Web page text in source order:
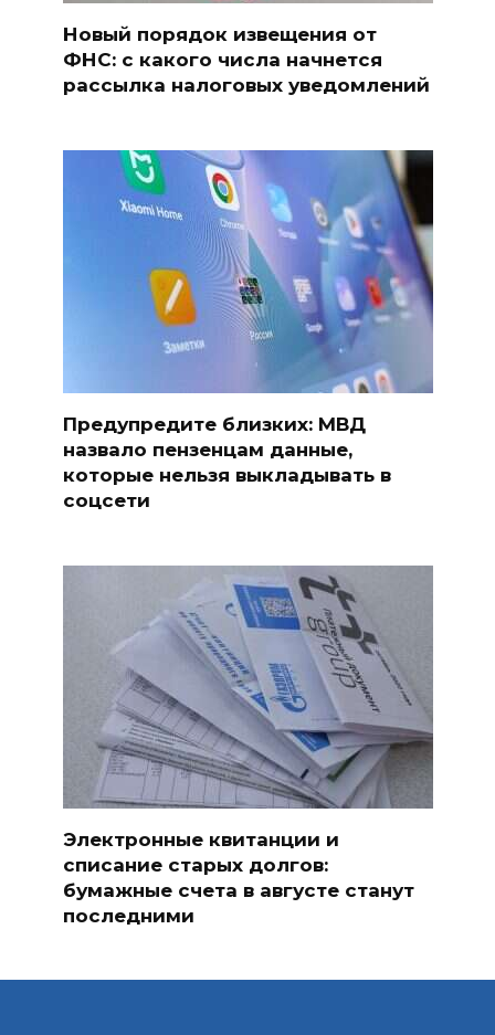
Новый порядок извещения от
ФНС: с какого числа начнется
рассылка налоговых уведомлений
Предупредите близких: МВД
назвало пензенцам данные,
которые нельзя выкладывать в
соцсети
Электронные квитанции и
списание старых долгов:
бумажные счета в августе станут
последними